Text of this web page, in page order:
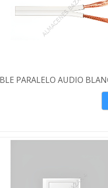
PARALELO AUDIO